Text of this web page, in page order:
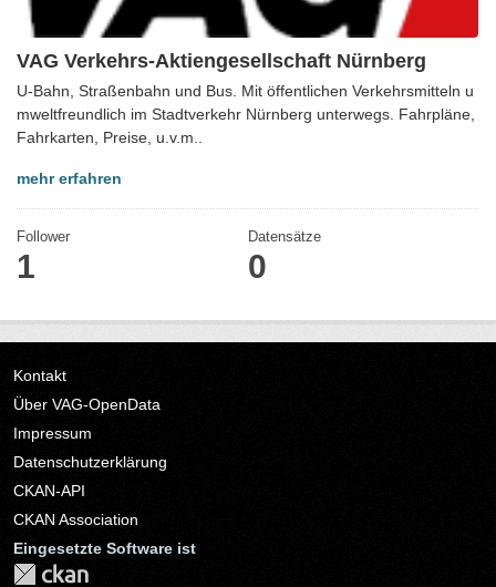
VAG Verkehrs-Aktiengesellschaft Nürnberg
U-Bahn, Straßenbahn und Bus. Mit öffentlichen Verkehrsmitteln u
mweltfreundlich im Stadtverkehr Nürnberg unterwegs. Fahrpläne,
Fahrkarten, Preise, u.v.m..
mehr erfahren
Follower
1
Datensätze
0
Kontakt
Über VAG-OpenData
Impressum
Datenschutzerklärung
CKAN-API
CKAN Association
Eingesetzte Software ist